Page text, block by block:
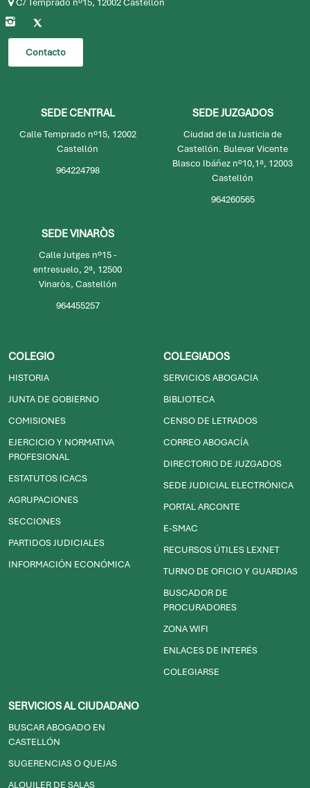
icacs@icacs.es
C/ Temprado nº15, 12002 Castellón
SEDE CENTRAL
Calle Temprado nº15, 12002
Castellón
SEDE JUZGADOS
Ciudad de la Justicia de
Castellón. Bulevar Vicente
Blasco Ibáñez nº10,1ª, 12003
Castellón
SEDE VINARÒS
Calle Jutges nº15 -
entresuelo, 2ª, 12500
Vinaròs, Castellón
COLEGIO
HISTORIA
JUNTA DE GOBIERNO
COMISIONES
EJERCICIO Y NORMATIVA
PROFESIONAL
ESTATUTOS ICACS
AGRUPACIONES
SECCIONES
PARTIDOS JUDICIALES
COLEGIADOS
SERVICIOS ABOGACIA
BIBLIOTECA
CENSO DE LETRADOS
CORREO ABOGACÍA
DIRECTORIO DE JUZGADOS
SEDE JUDICIAL ELECTRÓNICA
PORTAL ARCONTE
E-SMAC
RECURSOS ÚTILES LEXNET
TURNO DE OFICIO Y GUARDIAS
BUSCADOR DE
PROCURADORES
ZONA WIFI
ENLACES DE INTERÉS
SERVICIOS AL CIUDADANO
BUSCAR ABOGADO EN
CASTELLÓN
SUGERENCIAS O QUEJAS